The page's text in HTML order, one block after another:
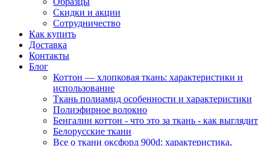
Скидки и акции
Сотрудничество
Как купить
Доставка
Контакты
Блог
Коттон — хлопковая ткань: характеристики и
использование
Ткань полиамид особенности и характеристики
Полиэфирное волокно
Бенгалин коттон - что это за ткань - как выглядит
Белорусские ткани
Все о ткани оксфорд 900d: характеристика,